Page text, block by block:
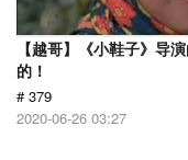
【越哥】《小鞋子》导
的！
# 379
2020-06-26 03:27